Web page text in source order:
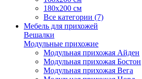
180х200 см
Все категории (7)
Мебель для прихожей
Вешалки
Модульные прихожие
Модульная прихожая Айден
Модульная прихожая Бостон
Модульная прихожая Вега